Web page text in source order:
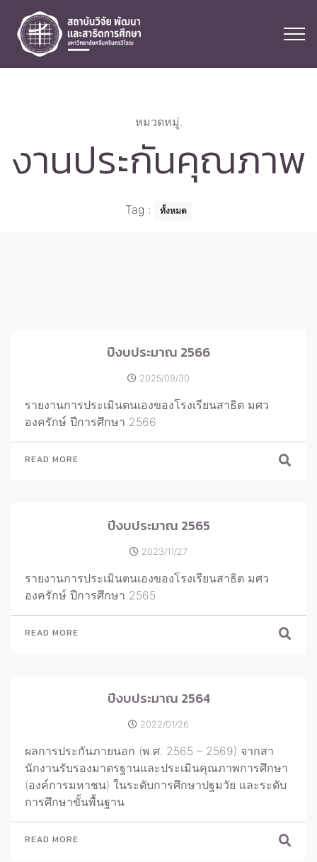
หมวดหมู่.
งานประกันคุณภาพ
Tag : ทั้งหมด
ปีงบประมาณ 2566
2025/09/30
รายงานการประเมินตนเองของโรงเรียนสาธิต มศว
องครักษ์ ปีการศึกษา 2566
READ MORE
ปีงบประมาณ 2565
2023/11/27
รายงานการประเมินตนเองของโรงเรียนสาธิต มศว
องครักษ์ ปีการศึกษา 2565
READ MORE
ปีงบประมาณ 2564
2022/01/26
ผลการประกันภายนอก (พ.ศ. 2565 – 2569) จากสา
นักงานรับรองมาตรฐานและประเมินคุณภาพการศึกษา
(องค์การมหาชน) ในระดับการศึกษาปฐมวัย และระดับ
การศึกษาขั้นพื้นฐาน
READ MORE